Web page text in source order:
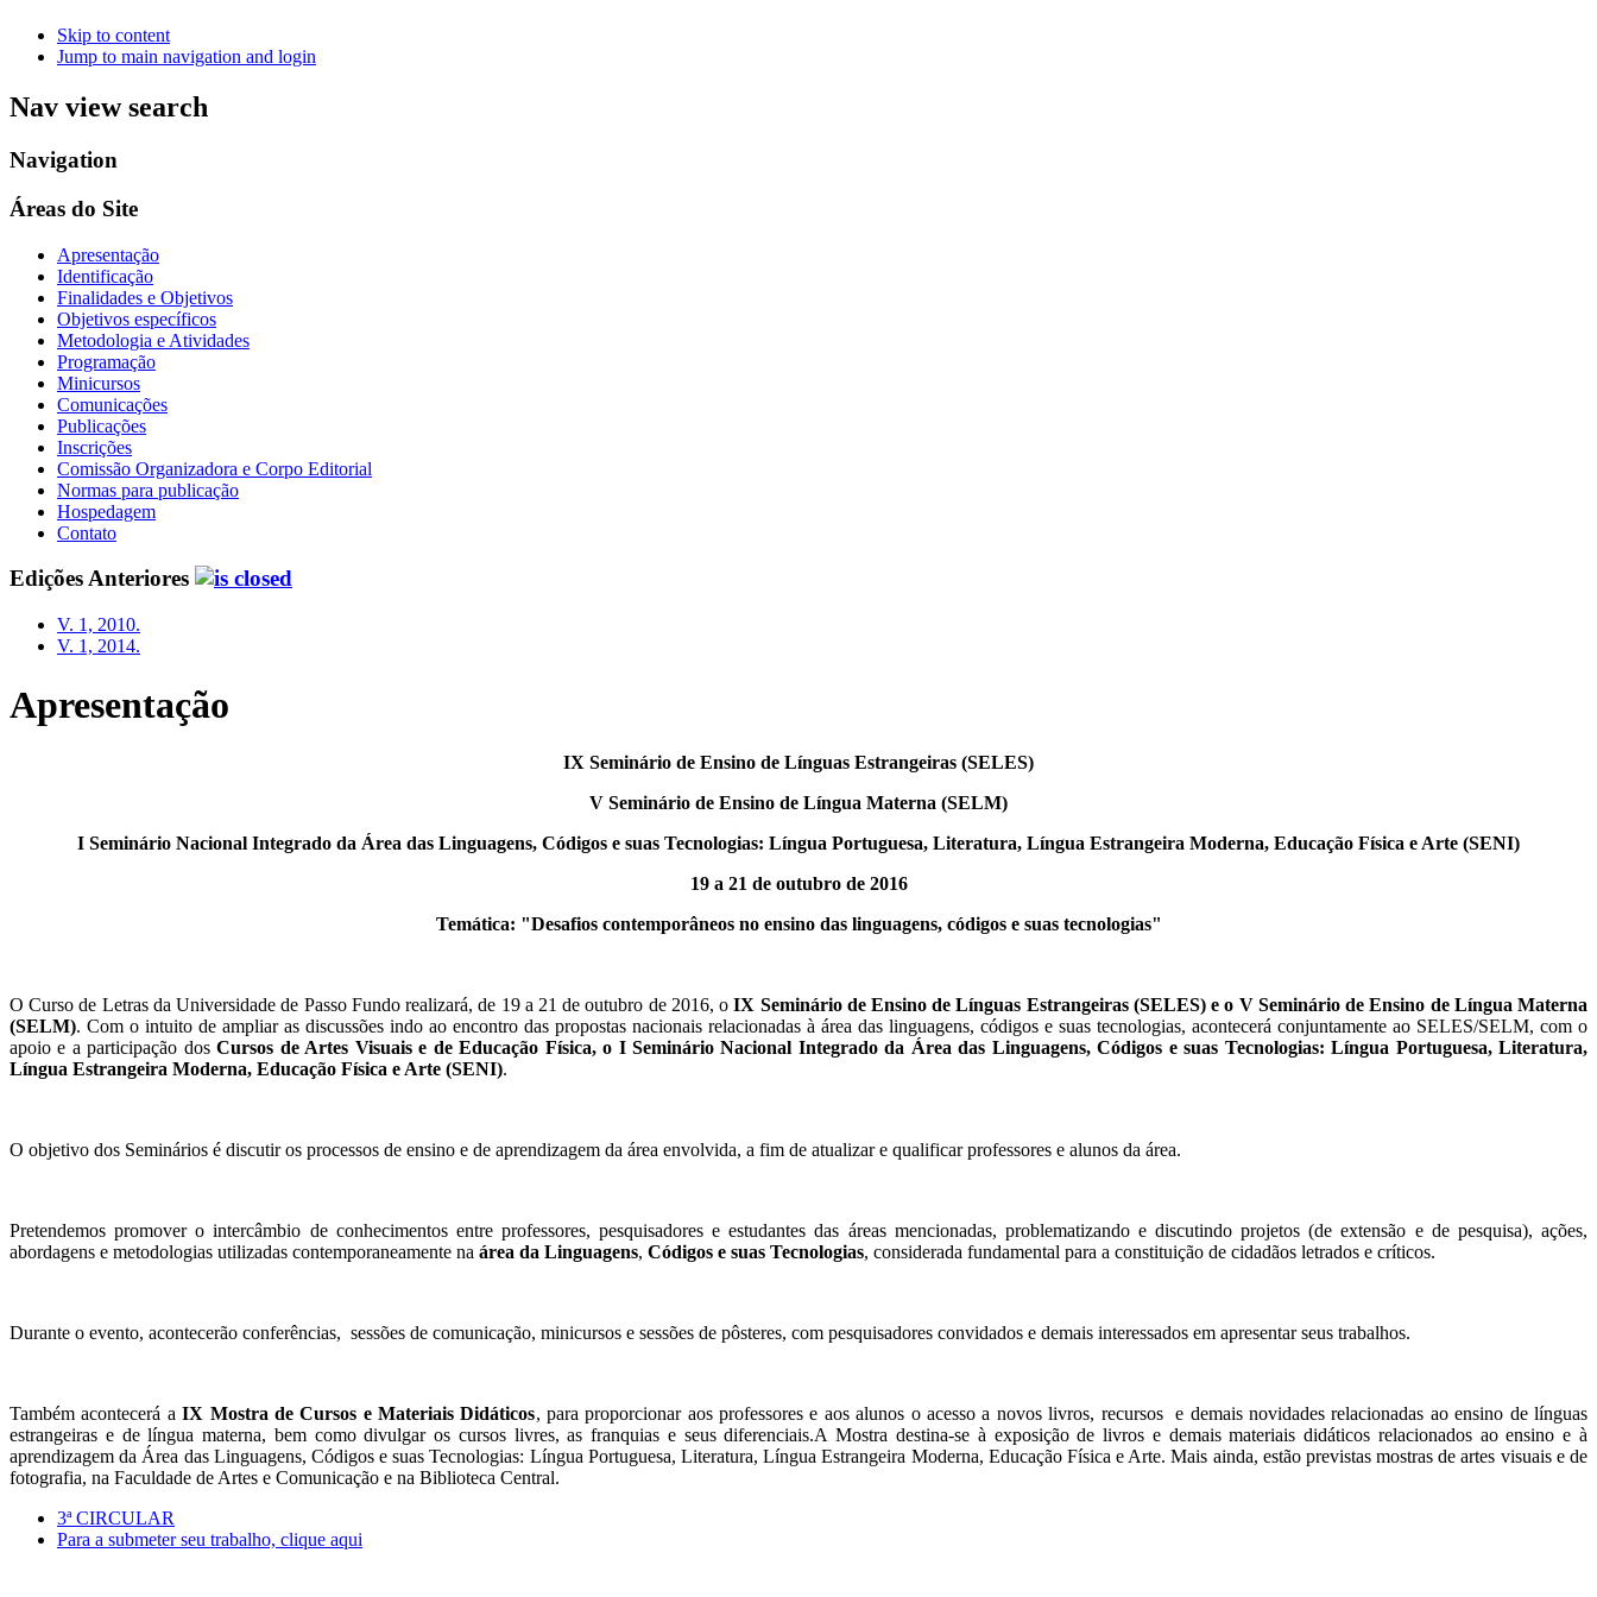
Skip to content
Jump to main navigation and login
Nav view search
Navigation
Áreas do Site
Apresentação
Identificação
Finalidades e Objetivos
Objetivos específicos
Metodologia e Atividades
Programação
Minicursos
Comunicações
Publicações
Inscrições
Comissão Organizadora e Corpo Editorial
Normas para publicação
Hospedagem
Contato
Edições Anteriores
V. 1, 2010.
V. 1, 2014.
Apresentação
IX Seminário de Ensino de Línguas Estrangeiras (SELES)
V Seminário de Ensino de Língua Materna (SELM)
I Seminário Nacional Integrado da Área das Linguagens, Códigos e suas Tecnologias: Língua Portuguesa, Literatura, Língua Estrangeira Moderna, Educação Física e Arte (SENI)
19 a 21 de outubro de 2016
Temática: "Desafios contemporâneos no ensino das linguagens, códigos e suas tecnologias"
O Curso de Letras da Universidade de Passo Fundo realizará, de 19 a 21 de outubro de 2016, oIX Seminário de Ensino de Línguas Estrangeiras (SELES) e o V Seminário de Ensino de Língua Materna
(SELM). Com o intuito de ampliar as discussões indo ao encontro das propostas nacionais relacionadas à área das linguagens, códigos e suas tecnologias, acontecerá conjuntamente ao SELES/SELM, com o
apoio e a participação dosCursos de Artes Visuais e de Educação Física, o I Seminário Nacional Integrado da Área das Linguagens, Códigos e suas Tecnologias: Língua Portuguesa, Literatura,
Língua Estrangeira Moderna, Educação Física e Arte (SENI).
O objetivo dos Seminários é discutir os processos de ensino e de aprendizagem da área envolvida, a fim de atualizar e qualificar professores e alunos da área.
Pretendemos promover o intercâmbio de conhecimentos entre professores, pesquisadores e estudantes das áreas mencionadas, problematizando e discutindo projetos (de extensão e de pesquisa), ações,
abordagens e metodologias utilizadas contemporaneamente na área da Linguagens, Códigos e suas Tecnologias, considerada fundamental para a constituição de cidadãos letrados e críticos.
Durante o evento, acontecerão conferências, sessões de comunicação, minicursos e sessões de pôsteres, com pesquisadores convidados e demais interessados em apresentar seus trabalhos.
Também acontecerá aIX Mostra de Cursos e Materiais Didáticos, para proporcionar aos professores e aos alunos o acesso a novos livros, recursos e demais novidades relacionadas ao ensino de línguas
estrangeiras e de língua materna, bem como divulgar os cursos livres, as franquias e seus diferenciais.A Mostra destina-se à exposição de livros e demais materiais didáticos relacionados ao ensino e à
aprendizagem da Área das Linguagens, Códigos e suas Tecnologias: Língua Portuguesa, Literatura, Língua Estrangeira Moderna, Educação Física e Arte. Mais ainda, estão previstas mostras de artes visuais e de
fotografia, na Faculdade de Artes e Comunicação e na Biblioteca Central.
3ª CIRCULAR
Para a submeter seu trabalho, clique aqui